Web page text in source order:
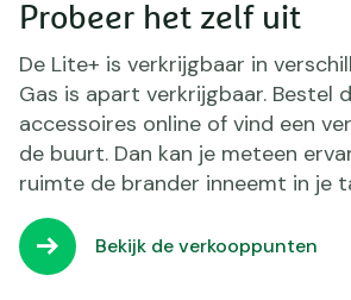
Probeer het zelf uit
De Lite+ is verkrijgbaar in
Gas is apart verkrijgbaar. Bestel
accessoires online of vind een
de buurt. Dan kan je meteen
ruimte de brander inneemt in je
Bekijk de verkooppunten